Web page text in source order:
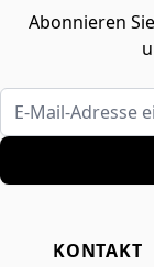
Abonnieren
E-Mail-Adresse
KONTAKT